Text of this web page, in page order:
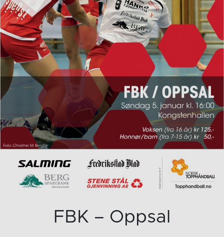
FBK – Oppsal